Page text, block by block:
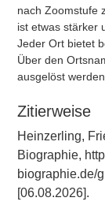
nach Zoomstufe
ist etwas stärker
Jeder Ort bietet
Über den
ausgelöst werden.
Zitierweise
Heinzerling,
Biographie,
biographie.de/
[06.08.2026].